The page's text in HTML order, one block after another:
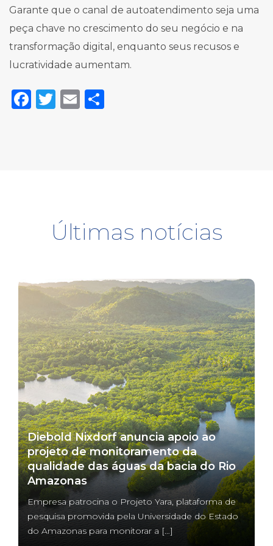
Garante que o canal de autoatendimento seja uma
peça chave no crescimento do seu negócio e na
transformação digital, enquanto seus recusos e
lucratividade aumentam.
Facebook
Twitter
Email
Últimas notícias
Diebold Nixdorf anuncia apoio ao
projeto de monitoramento da
qualidade das águas da bacia do Rio
Amazonas
Empresa patrocina o Projeto Yara, plataforma de
pesquisa promovida pela Universidade do Estado
do Amazonas para monitorar a […]